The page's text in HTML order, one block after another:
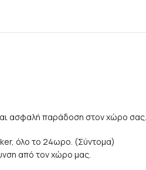
ασφαλή παράδοση στον χώρο σας.
όλο το 24ωρο. (Σύντομα)
από τον χώρο μας.